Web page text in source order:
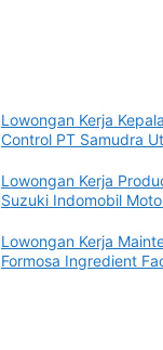
Lowongan Kerja
Control PT Samudra
Lowongan Kerja
Suzuki Indomobil
Lowongan Kerja
Formosa Ingredient